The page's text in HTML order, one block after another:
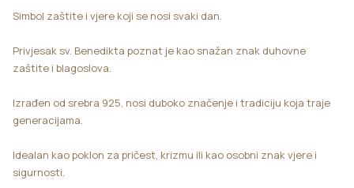
Simbol zaštite i vjere koji se nosi svaki dan.
Privjesak sv. Benedikta poznat je kao snažan znak duhovne
zaštite i blagoslova.
Izrađen od srebra 925, nosi duboko značenje i tradiciju koja traje
generacijama.
Idealan kao poklon za pričest, krizmu ili kao osobni znak vjere i
sigurnosti.